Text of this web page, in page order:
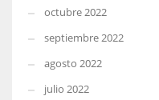
octubre 2022
septiembre 2022
agosto 2022
julio 2022